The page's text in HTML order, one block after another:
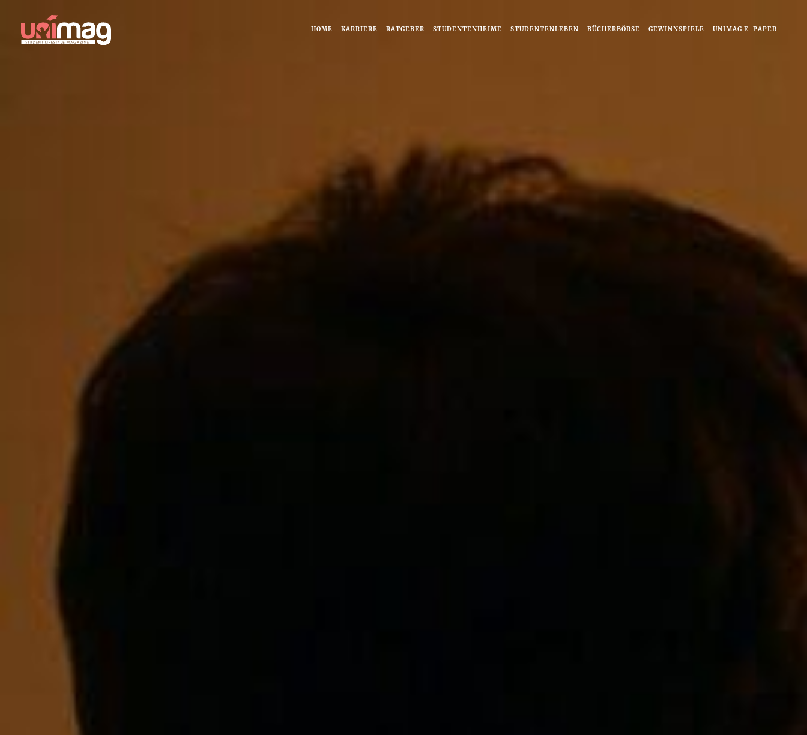
HOME KARRIERE RATGEBER STUDENTENHEIME STUDENTENLEBEN BÜCHERBÖRSE GEWINNSPIELE UNIMAG E-PAPER